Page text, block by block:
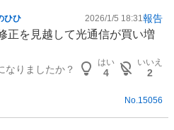
ひひ 2026/1/5 18:31報告
正を見越して光通信が買い増
なりましたか？
はい
4
いいえ
2
No. 15056